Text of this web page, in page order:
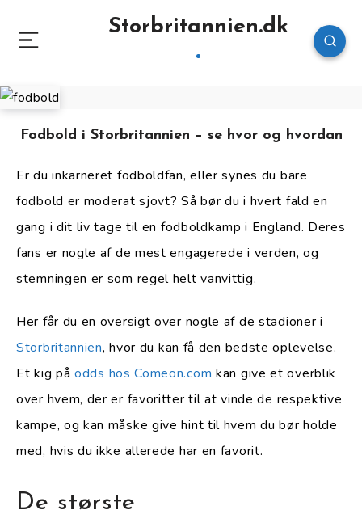
Storbritannien.dk
Fodbold i Storbritannien – se hvor og hvordan
Er du inkarneret fodboldfan, eller synes du bare
fodbold er moderat sjovt? Så bør du i hvert fald en
gang i dit liv tage til en fodboldkamp i England. Deres
fans er nogle af de mest engagerede i verden, og
stemningen er som regel helt vanvittig.
Her får du en oversigt over nogle af de stadioner i
Storbritannien, hvor du kan få den bedste oplevelse.
Et kig på odds hos Comeon.com kan give et overblik
over hvem, der er favoritter til at vinde de respektive
kampe, og kan måske give hint til hvem du bør holde
med, hvis du ikke allerede har en favorit.
De største